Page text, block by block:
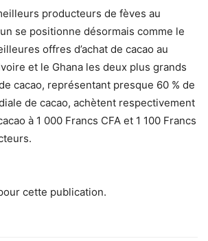
producteurs de fèves au
se positionne désormais comme le
offres d’achat de cacao au
et le Ghana les deux plus grands
cacao, représentant presque 60 % de
de cacao, achètent respectivement
à 1 000 Francs CFA et 1 100 Francs
cette publication.